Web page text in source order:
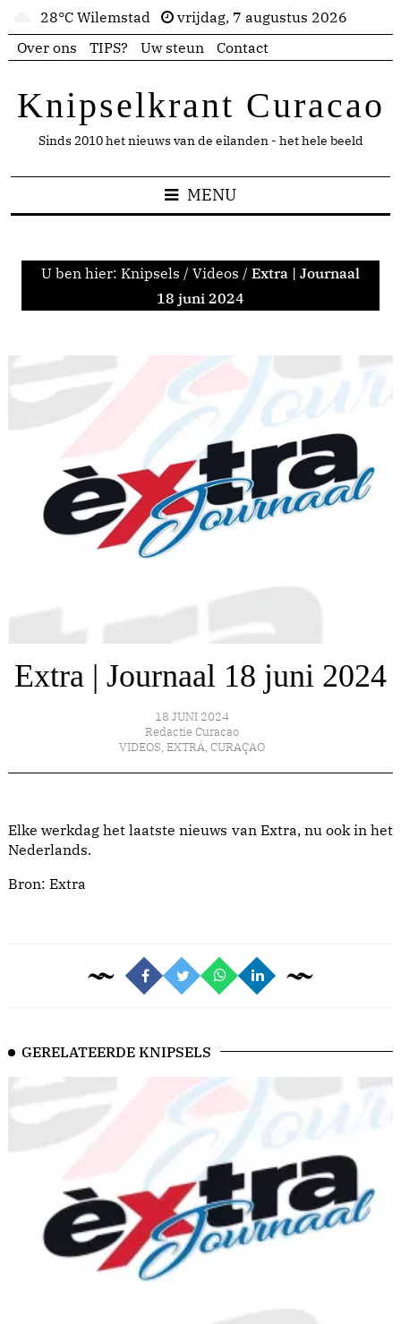
28°C Wilemstad
vrijdag, 7 augustus 2026
Over ons
TIPS? Uw steun Contact
Knipselkrant Curacao
Sinds 2010 het nieuws van de eilanden - het hele beeld
MENU
U ben hier: Knipsels / Videos / Extra | Journaal
18 juni 2024
Extra | Journaal 18 juni 2024
18 JUNI 2024
Redactie Curacao
VIDEOS, EXTRÁ, CURAÇAO
Elke werkdag het laatste nieuws van Extra, nu ook in het
Nederlands.
Bron: Extra
GERELATEERDE KNIPSELS